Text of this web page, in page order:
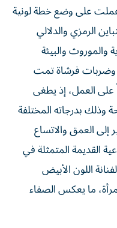
على وضع خطة لونية
الرمزي والدلالي
والبيئة
وضربات فرشاة تمت
على العمل، إذ يطغى
وذلك بدرجاته المختلفة
إلى العمق والاتساع
القديمة المتمثلة في
اللون الأبيض
ما يعكس الصفاء